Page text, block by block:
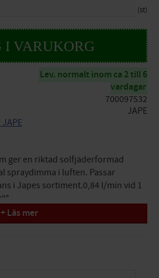
st
Lev. normalt inom ca 2 till 6
vardagar
700097532
JAPE
ger en riktad solfjäderformad
spraydimma i luften. Passar
i Japes sortiment.0,84 l/min vid 1
+ Läs mer